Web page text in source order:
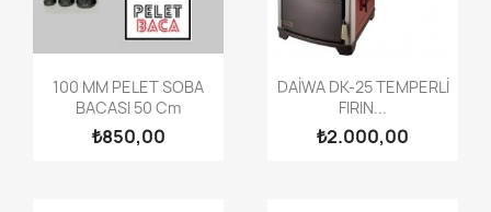
100 MM PELET SOBA
BACASI 50 Cm
₺850,00
DAİWA DK-25 TEMPERLİ
FIRIN...
₺2.000,00